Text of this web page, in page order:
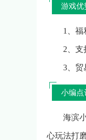
游戏优
1、
2、
3、贸
小编点
海滨
心玩法打